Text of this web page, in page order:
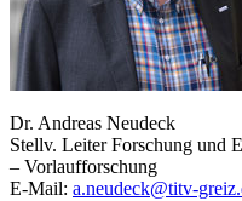
Dr. Andreas Neudeck
Stellv. Leiter Forschung und
– Vorlaufforschung
E-Mail: a.neudeck@titv-